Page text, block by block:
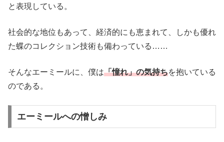
と表現している。
社会的な地位もあって、経済的にも恵まれて、しかも優れ
た蝶のコレクション技術も備わっている……
そんなエーミールに、僕は「憧れ」の気持ちを抱いている
のである。
エーミールへの憎しみ